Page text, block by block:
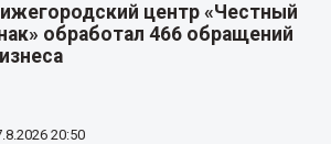
центр «Честный
обработал 466 обращений
20:50